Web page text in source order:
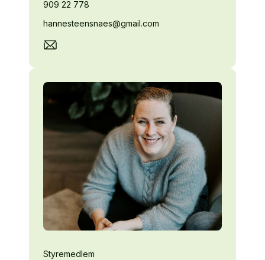
909 22 778
hannesteensnaes@gmail.com
Styremedlem